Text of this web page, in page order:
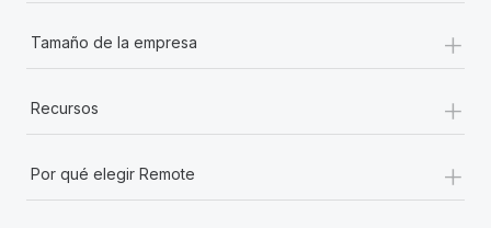
Tamaño de la empresa +
Recursos +
Por qué elegir Remote +